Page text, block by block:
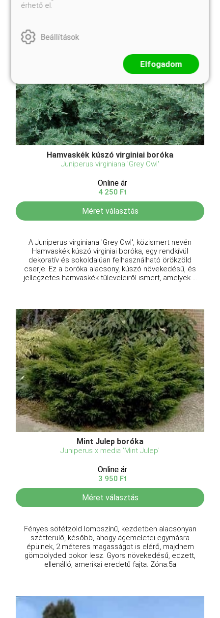
Hamvaskék kúszó virginiai boróka
Juniperus virginiana 'Grey Owl'
Online ár
4 250 Ft
Méret választás
A Juniperus virginiana 'Grey Owl', közismert nevén
Hamvaskék kúszó virginiai boróka, egy rendkívül
dekoratív és sokoldalúan felhasználható örökzöld
cserje. Ez a boróka alacsony, kúszó növekedésű, és
jellegzetes hamvaskék tűleveleiről ismert, amelyek ...
Mint Julep boróka
Juniperus x media 'Mint Julep'
Online ár
3 950 Ft
Méret választás
Fényes sötétzöld lombszínű, kezdetben alacsonyan
szétterülő, később, ahogy ágemeletei egymásra
épülnek, 2 méteres magasságot is elérő, majdnem
gömbölyded bokor lesz. Gyors növekedésű, edzett,
ellenálló, amerikai eredetű fajta. Zóna:5a
érhető el.
Beállítások
Elfogadom